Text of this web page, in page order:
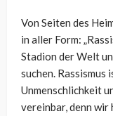
Von Seiten des
in aller Form:
Stadion der Welt
suchen.
Unmenschlichkeit
vereinbar, denn wir